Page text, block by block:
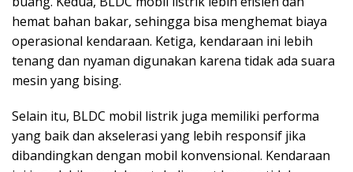
hemat bahan bakar, sehingga bisa menghemat biaya
operasional kendaraan. Ketiga, kendaraan ini lebih
tenang dan nyaman digunakan karena tidak ada suara
mesin yang bising.
Selain itu, BLDC mobil listrik juga memiliki performa
yang baik dan akselerasi yang lebih responsif jika
dibandingkan dengan mobil konvensional. Kendaraan